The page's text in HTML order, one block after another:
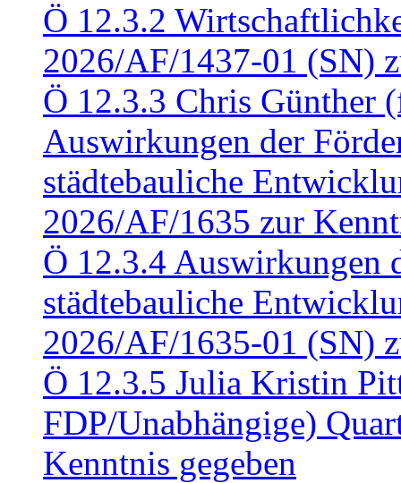
Ö 12.3.2
2026/AF/1437-01 (SN)
Ö 12.3.3 Chris Günther
Auswirkungen der
städtebauliche
2026/AF/1635 zur
Ö 12.3.4 Auswirkungen
städtebauliche
2026/AF/1635-01 (SN)
Ö 12.3.5 Julia Kristin
FDP/Unabhängige)
Kenntnis gegeben